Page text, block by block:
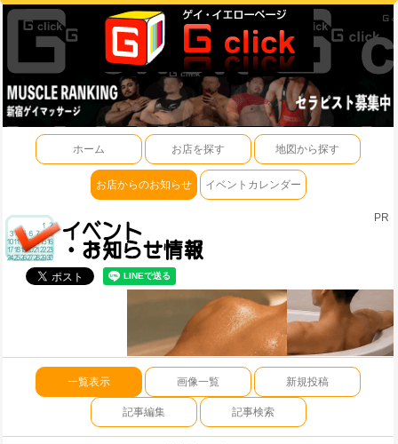
ホーム お店を探す 地図から探す
お店からのお知らせ イベントカレンダー
PR
一覧表示 画像一覧 新規投稿
記事編集 記事検索